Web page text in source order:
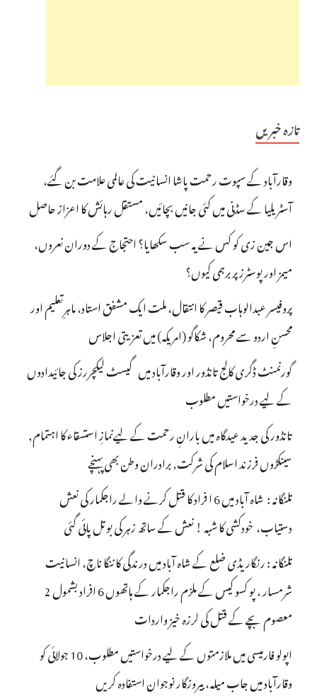
تازہ خبریں
وقارآباد کے سپوت رحمت پاشا انسانیت کی عالمی علامت بن گئے،
آسٹریلیا کے سڈنی میں کئی جانیں بچائیں، مستقل رہائش کا اعزاز حاصل
اس جین زی کو کس نے یہ سب سکھایا؟ احتجاج کے دوران نعروں،
میمز اور پوسٹرز پر برہمی کیوں؟
پروفیسر عبدالوہاب قیصر کا انتقال، ملت ایک مشفق استاد، ماہرِتعلیم اور
محسنِ اردو سے محروم، شکاگو (امریکہ) میں تعزیتی اجلاس
گورنمنٹ ڈگری کالج تانڈور اور وقارآباد میں گیسٹ لیکچررز کی جائیدادوں
کے لیے درخواستیں مطلوب
تانڈور کی جدید عیدگاہ میں بارانِ رحمت کے لیےنمازِ استسقاء کا اہتمام,
سینکڑوں فرزند اسلام کی شرکت, برادران وطن بھی پہنچے
تلنگانہ : شاہ آباد میں 6 ا فراد کا قتل کرنے والے راجکمار کی نعش
دستیاب، خودکشی کا شبہ ! نعش کے ساتھ زہر کی بوتل پائی گئی
تلنگانہ : رنگاریڈی ضلع کے شاہ آباد میں درندگی کا ننگا ناچ، انسانیت
شرمسار ، پو کسو کیس کے ملزم راجکمار کے ہاتھوں 6 افراد بشمول 2
معصوم بچے کے قتل کی لرزہ خیز واردات
اپولو فارمیسی میں ملازمتوں کے لیے درخواستیں مطلوب، 10 جولائی کو
وقارآباد میں جاب میلہ، بیروزگار نوجوان استفادہ کریں